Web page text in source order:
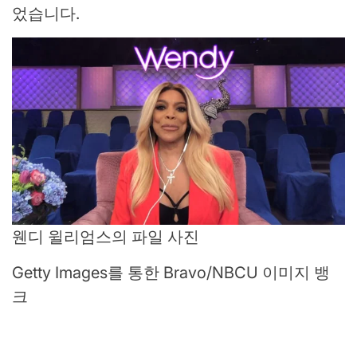
었습니다.
웬디 윌리엄스의 파일 사진
Getty Images를 통한 Bravo/NBCU 이미지 뱅
크